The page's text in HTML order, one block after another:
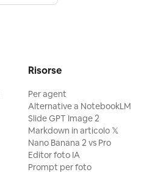
Risorse
Per agent
Alternative a NotebookLM
Slide GPT Image 2
Markdown in articolo 𝕏
Nano Banana 2 vs Pro
Editor foto IA
Prompt per foto